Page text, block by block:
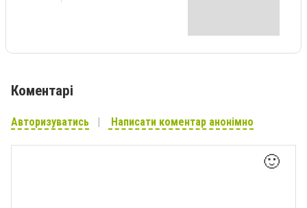
Коментарі
Авторизуватись Написати коментар анонімно
🙂